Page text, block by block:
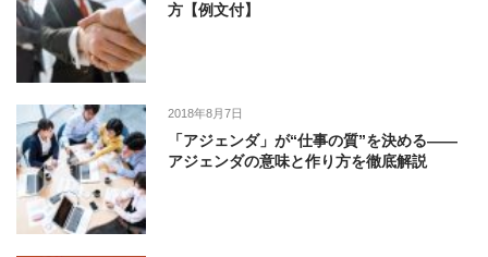
方【例文付】
2018年8月7日
「アジェンダ」が“仕事の質”を決める――
アジェンダの意味と作り方を徹底解説